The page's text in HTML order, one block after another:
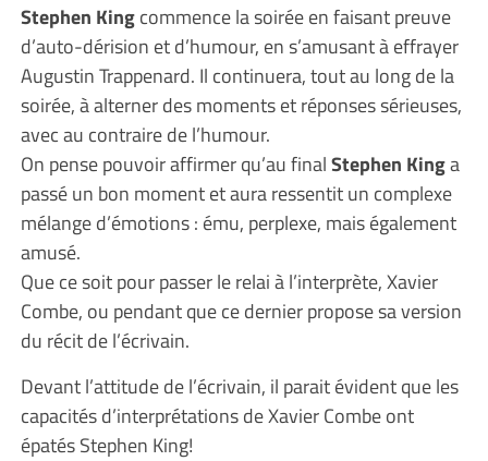
Stephen Kingcommence la soirée en faisant preuve
d’auto-dérision et d’humour, en s’amusant à effrayer
Augustin Trappenard. Il continuera, tout au long de la
soirée, à alterner des moments et réponses sérieuses,
avec au contraire de l’humour.
On pense pouvoir affirmer qu’au finalStephen Kinga
passé un bon moment et aura ressentit un complexe
mélange d’émotions : ému, perplexe, mais également
amusé.
Que ce soit pour passer le relai à l’interprète, Xavier
Combe, ou pendant que ce dernier propose sa version
du récit de l’écrivain.
Devant l’attitude de l’écrivain, il parait évident que les
capacités d’interprétations de Xavier Combe ont
épatés Stephen King!